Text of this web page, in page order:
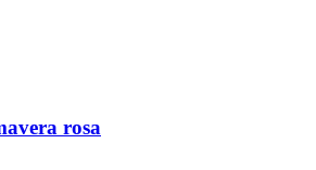
rosa